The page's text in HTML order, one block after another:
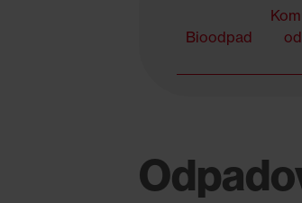
Bioodpad